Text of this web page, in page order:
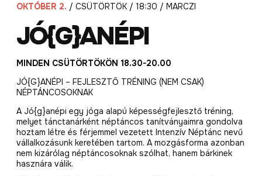
OKTÓBER 2. / CSÜTÖRTÖK / 18:30 / MARCZI
JÓ{G}ANÉPI
MINDEN CSÜTÖRTÖKÖN 18.30-20.00
JÓ{G}ANÉPI – FEJLESZTŐ TRÉNING (NEM CSAK)
NÉPTÁNCOSOKNAK
A Jó{g}anépi egy jóga alapú képességfejlesztő tréning,
melyet tánctanárként néptáncos tanítványaimra gondolva
hoztam létre és férjemmel vezetett Intenzív Néptánc nevű
vállalkozásunk keretében tartom. A mozgásforma azonban
nem kizárólag néptáncosoknak szólhat, hanem bárkinek
hasznára válik.